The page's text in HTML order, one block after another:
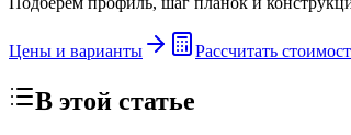
Цены и варианты Рассчитать
В этой статье